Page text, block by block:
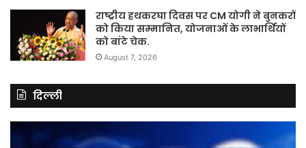
राष्ट्रीय हथकरघा दिवस पर CM योगी ने बुनकरों
को किया सम्मानित, योजनाओं के लाभार्थियों
को बांटे चेक.
August 7, 2026
दिल्ली